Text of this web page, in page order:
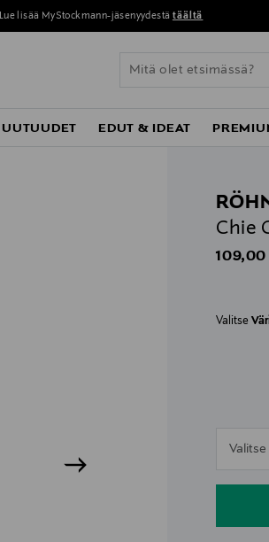
Lue lisää MyStockmann-jäsenyydestä täältä
UUTUUDET EDUT & IDEAT
Chie
109,00
Valitse